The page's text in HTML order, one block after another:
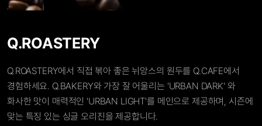
Q.ROASTERY
Q.ROASTERY에서 직접 볶아 좋은 뉘앙스의 원두를 Q.CAFE에서
경험하세요. Q.BAKERY와 가장 잘 어울리는 'URBAN DARK' 와
화사한 맛이 매력적인 'URBAN LIGHT'를 메인으로 제공하며, 시즌에
맞는 특징 있는 싱글 오리진을 제공합니다.